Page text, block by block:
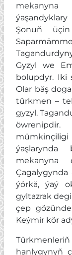
mekanyna
Şonuň
Gyzyl we
bolupdyr. Iki
Olar bäş
türkmen –
gyzyl.
ýaşlarynda
mekanyna
ýörkä, ýaý
gyltazrak
çep
Keýmir kör
hanlygynyň